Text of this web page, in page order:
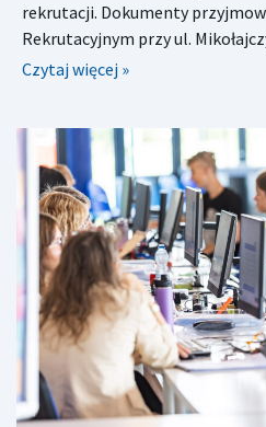
rekrutacji. Dokumenty
Rekrutacyjnym przy ul.
Czytaj więcej »